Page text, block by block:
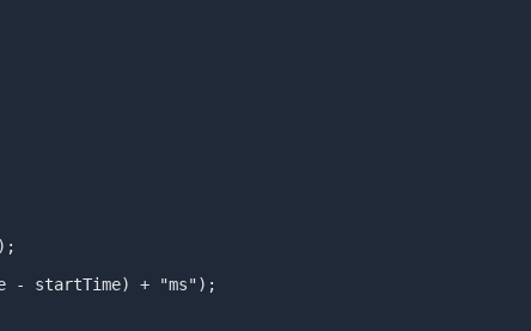
- startTime) + "ms");